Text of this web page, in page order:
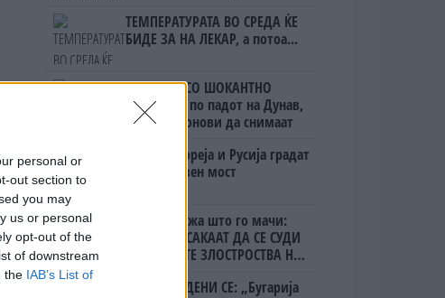
personal or
out section to
you may
us or personal
opt-out of the
of downstream
the IAB’s List of
ТЕМПЕРАТУРАТА ВО СРЕДА ЌЕ
БИДЕ ЗА НА ЛЕКАР, а потоа...
БУГАРИТЕ СО ШОКАНТНО
ОТКРИТИЕ по падот на Дунав,
кренаа дронови да снимаат
Северна Кореја и Русија градат
мистериозен мост
Ахмети кажа што го мачи:
СЛУШАМ, САКААТ ДА СЕ СУДИ
ЗА ВОЕНИТЕ ЗЛОСТРОСТВА НА
ПРЕДУПРЕДЕНИ СЕ: „Бугарија